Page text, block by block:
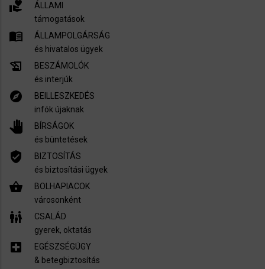
volunteer_activism
ÁLLAMI
támogatások
menu_book
ÁLLAMPOLGÁRSÁG
és hivatalos ügyek
history_edu
BESZÁMOLÓK
és interjúk
explore
BEILLESZKEDÉS
infók újaknak
pan_tool
BÍRSÁGOK
és büntetések
verified_user
BIZTOSÍTÁS
és biztosítási ügyek
shopping_basket
BOLHAPIACOK
városonként
family_restroom
CSALÁD
gyerek, oktatás
local_hospital
EGÉSZSÉGÜGY
​& betegbiztosítás